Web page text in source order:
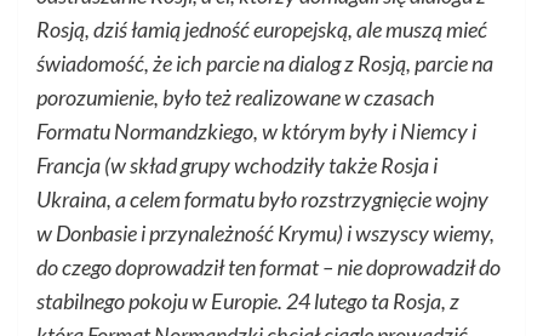
Rosją, dziś łamią jedność europejską, ale muszą mieć
świadomość, że ich parcie na dialog z Rosją, parcie na
porozumienie, było też realizowane w czasach
Formatu Normandzkiego, w którym były i Niemcy i
Francja (w skład grupy wchodziły także Rosja i
Ukraina, a celem formatu było rozstrzygnięcie wojny
w Donbasie i przynależność Krymu) i wszyscy wiemy,
do czego doprowadził ten format – nie doprowadził do
stabilnego pokoju w Europie. 24 lutego ta Rosja, z